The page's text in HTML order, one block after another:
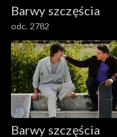
Barwy szczęścia
odc. 2782
Barwy szczęścia